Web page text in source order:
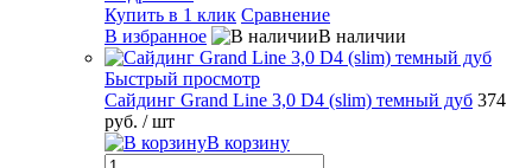
Купить в 1 клик Сравнение
В избранное
В наличии
Быстрый просмотр
Сайдинг Grand Line 3,0 D4 (slim) темный дуб 374
руб. / шт
В корзину